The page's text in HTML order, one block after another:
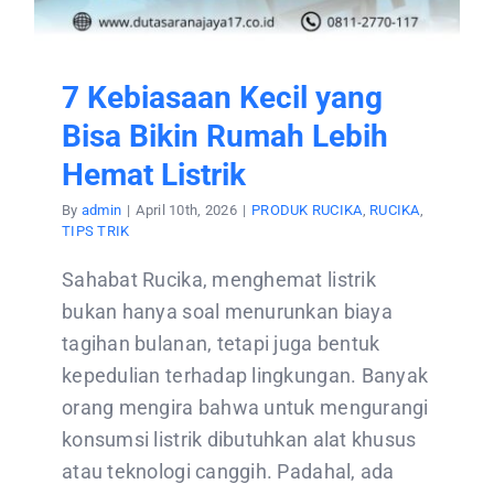
7 Kebiasaan Kecil yang
Bisa Bikin Rumah Lebih
Hemat Listrik
By admin | April 10th, 2026 | PRODUK RUCIKA RUCIKA
TIPS TRIK
Sahabat Rucika, menghemat listrik
bukan hanya soal menurunkan biaya
tagihan bulanan, tetapi juga bentuk
kepedulian terhadap lingkungan. Banyak
orang mengira bahwa untuk mengurangi
konsumsi listrik dibutuhkan alat khusus
atau teknologi canggih. Padahal, ada